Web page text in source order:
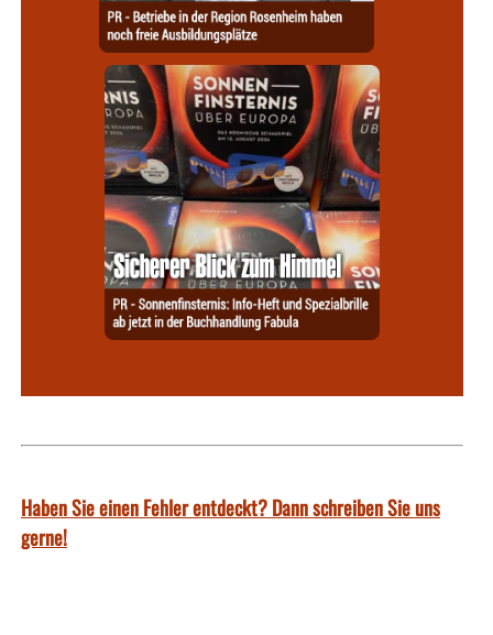
Haben Sie einen Fehler entdeckt? Dann schreiben Sie uns
gerne!